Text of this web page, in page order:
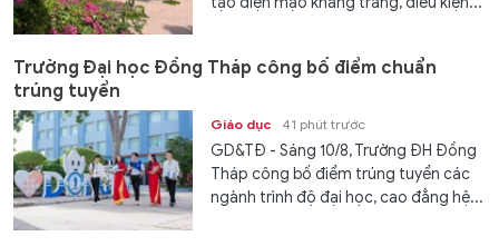
Trường Đại học Đồng Tháp công bố điểm chuẩn
trúng tuyển
Giáo dục 41 phút trước
GD&TĐ - Sáng 10/8, Trường ĐH Đồng
Tháp công bố điểm trúng tuyển các
ngành trình độ đại học, cao đẳng hệ...